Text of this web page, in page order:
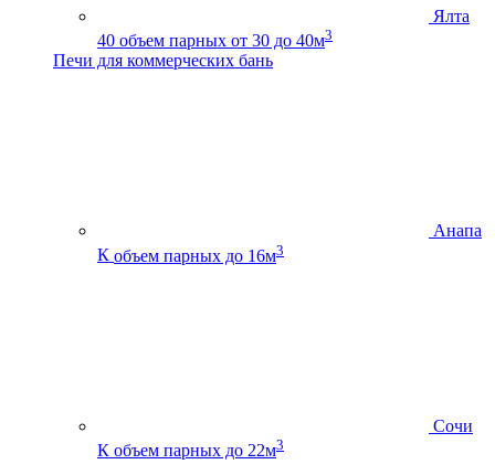
Ялта
40 объем парных от 30 до 40м3
Печи для коммерческих бань
Анапа
К объем парных до 16м3
Сочи
К объем парных до 22м3